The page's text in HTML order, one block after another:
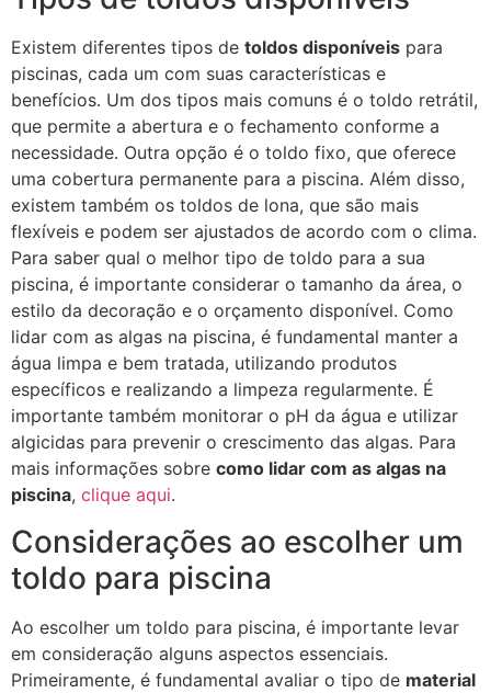
Existem diferentes tipos de toldos disponíveis para
piscinas, cada um com suas características e
benefícios. Um dos tipos mais comuns é o toldo retrátil,
que permite a abertura e o fechamento conforme a
necessidade. Outra opção é o toldo fixo, que oferece
uma cobertura permanente para a piscina. Além disso,
existem também os toldos de lona, que são mais
flexíveis e podem ser ajustados de acordo com o clima.
Para saber qual o melhor tipo de toldo para a sua
piscina, é importante considerar o tamanho da área, o
estilo da decoração e o orçamento disponível. Como
lidar com as algas na piscina, é fundamental manter a
água limpa e bem tratada, utilizando produtos
específicos e realizando a limpeza regularmente. É
importante também monitorar o pH da água e utilizar
algicidas para prevenir o crescimento das algas. Para
mais informações sobre como lidar com as algas na
piscina, clique aqui.
Considerações ao escolher um
toldo para piscina
Ao escolher um toldo para piscina, é importante levar
em consideração alguns aspectos essenciais.
Primeiramente, é fundamental avaliar o tipo de material